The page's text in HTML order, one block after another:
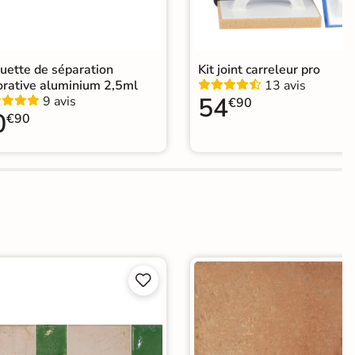
de séparation
aluminium 2,5ml
9 avis
€90
Kit joint carreleur pro
13 avis
54€90

